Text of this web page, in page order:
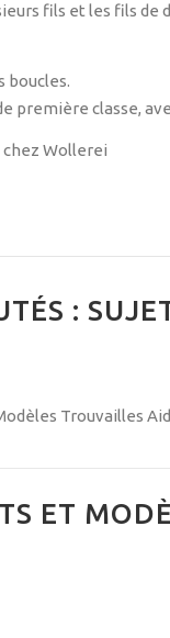
fils et les fils
boucles.
première classe,
chez Wollerei
:
Trouvailles
ET